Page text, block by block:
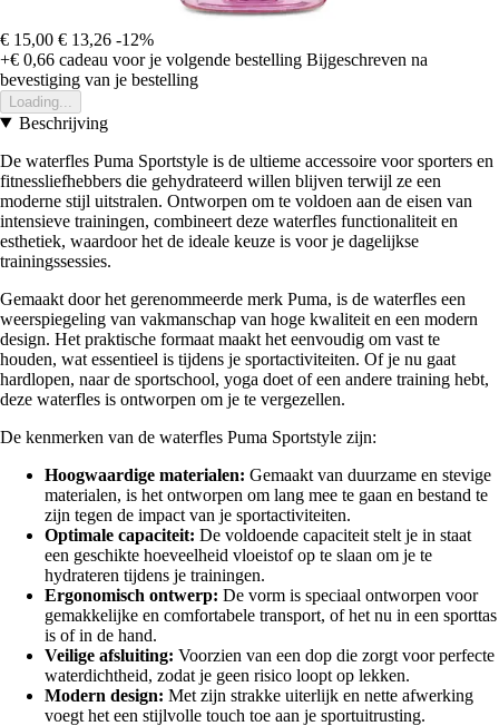
€ 15,00 € 13,26 -12%
+€ 0,66 cadeau voor je volgende bestelling Bijgeschreven na
bevestiging van je bestelling
Loading...
Beschrijving
De waterfles Puma Sportstyle is de ultieme accessoire voor sporters en
fitnessliefhebbers die gehydrateerd willen blijven terwijl ze een
moderne stijl uitstralen. Ontworpen om te voldoen aan de eisen van
intensieve trainingen, combineert deze waterfles functionaliteit en
esthetiek, waardoor het de ideale keuze is voor je dagelijkse
trainingssessies.
Gemaakt door het gerenommeerde merk Puma, is de waterfles een
weerspiegeling van vakmanschap van hoge kwaliteit en een modern
design. Het praktische formaat maakt het eenvoudig om vast te
houden, wat essentieel is tijdens je sportactiviteiten. Of je nu gaat
hardlopen, naar de sportschool, yoga doet of een andere training hebt,
deze waterfles is ontworpen om je te vergezellen.
De kenmerken van de waterfles Puma Sportstyle zijn:
Hoogwaardige materialen: Gemaakt van duurzame en stevige
materialen, is het ontworpen om lang mee te gaan en bestand te
zijn tegen de impact van je sportactiviteiten.
Optimale capaciteit: De voldoende capaciteit stelt je in staat
een geschikte hoeveelheid vloeistof op te slaan om je te
hydrateren tijdens je trainingen.
Ergonomisch ontwerp: De vorm is speciaal ontworpen voor
gemakkelijke en comfortabele transport, of het nu in een sporttas
is of in de hand.
Veilige afsluiting: Voorzien van een dop die zorgt voor perfecte
waterdichtheid, zodat je geen risico loopt op lekken.
Modern design: Met zijn strakke uiterlijk en nette afwerking
voegt het een stijlvolle touch toe aan je sportuitrusting.